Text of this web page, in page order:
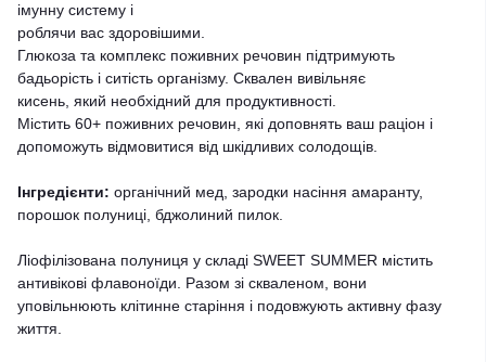
імунну систему і
роблячи вас здоровішими.
Глюкоза та комплекс поживних речовин підтримують
бадьорість і ситість організму. Сквален вивільняє
кисень, який необхідний для продуктивності.
Містить 60+ поживних речовин, які доповнять ваш раціон і
допоможуть відмовитися від шкідливих солодощів.
Інгредієнти: органічний мед, зародки насіння амаранту,
порошок полуниці, бджолиний пилок.
Ліофілізована полуниця у складі SWEET SUMMER містить
антивікові флавоноїди. Разом зі скваленом, вони
уповільнюють клітинне старіння і подовжують активну фазу
життя.